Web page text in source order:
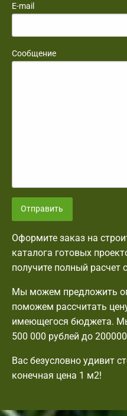
E-mail
Сообщение
Отправить
Оформите заказ на
каталога готовых
получите полный расчет
Мы можем предложить
поможем рассчитать
имеющегося бюджета.
500 000 рублей до
Вас безусловно удивит
конечная цена 1 м2!